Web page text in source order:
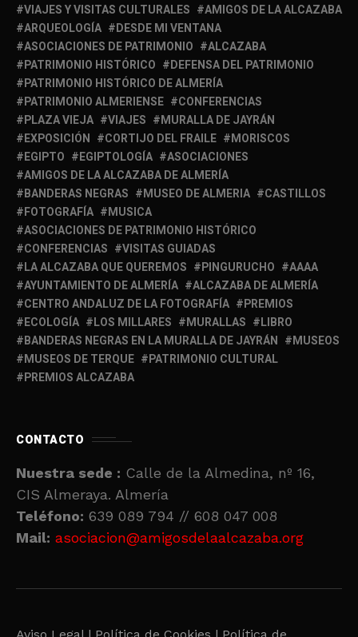
VIAJES Y VISITAS CULTURALES
AMIGOS DE LA ALCAZABA
ARQUEOLOGÍA
DESDE MI VENTANA
ASOCIACIONES DE PATRIMONIO
ALCAZABA
PATRIMONIO HISTÓRICO
DEFENSA DEL PATRIMONIO
PATRIMONIO HISTÓRICO DE ALMERÍA
PATRIMONIO ALMERIENSE
CONFERENCIAS
PLAZA VIEJA
VIAJES
MURALLA DE JAYRÁN
EXPOSICIÓN
CORTIJO DEL FRAILE
MORISCOS
EGIPTO
EGIPTOLOGÍA
ASOCIACIONES
AMIGOS DE LA ALCAZABA DE ALMERÍA
BANDERAS NEGRAS
MUSEO DE ALMERIA
CASTILLOS
FOTOGRAFÍA
MUSICA
ASOCIACIONES DE PATRIMONIO HISTÓRICO
CONFERENCIAS
VISITAS GUIADAS
LA ALCAZABA QUE QUEREMOS
PINGURUCHO
AAAA
AYUNTAMIENTO DE ALMERÍA
ALCAZABA DE ALMERÍA
CENTRO ANDALUZ DE LA FOTOGRAFÍA
PREMIOS
ECOLOGÍA
LOS MILLARES MURALLAS
LIBRO
BANDERAS NEGRAS EN LA MURALLA DE JAYRÁN
MUSEOS
MUSEOS DE TERQUE
PATRIMONIO CULTURAL
PREMIOS ALCAZABA
CONTACTO
Nuestra sede : Calle de la Almedina, nº 16,
CIS Almeraya. Almería
Teléfono: 639 089 794 // 608 047 008
Mail: asociacion@amigosdelaalcazaba.org